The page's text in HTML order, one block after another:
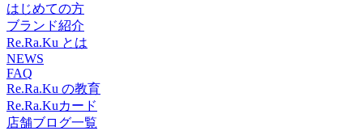
はじめての方
ブランド紹介
Re.Ra.Ku とは
NEWS
FAQ
Re.Ra.Ku の教育
Re.Ra.Kuカード
店舗ブログ一覧